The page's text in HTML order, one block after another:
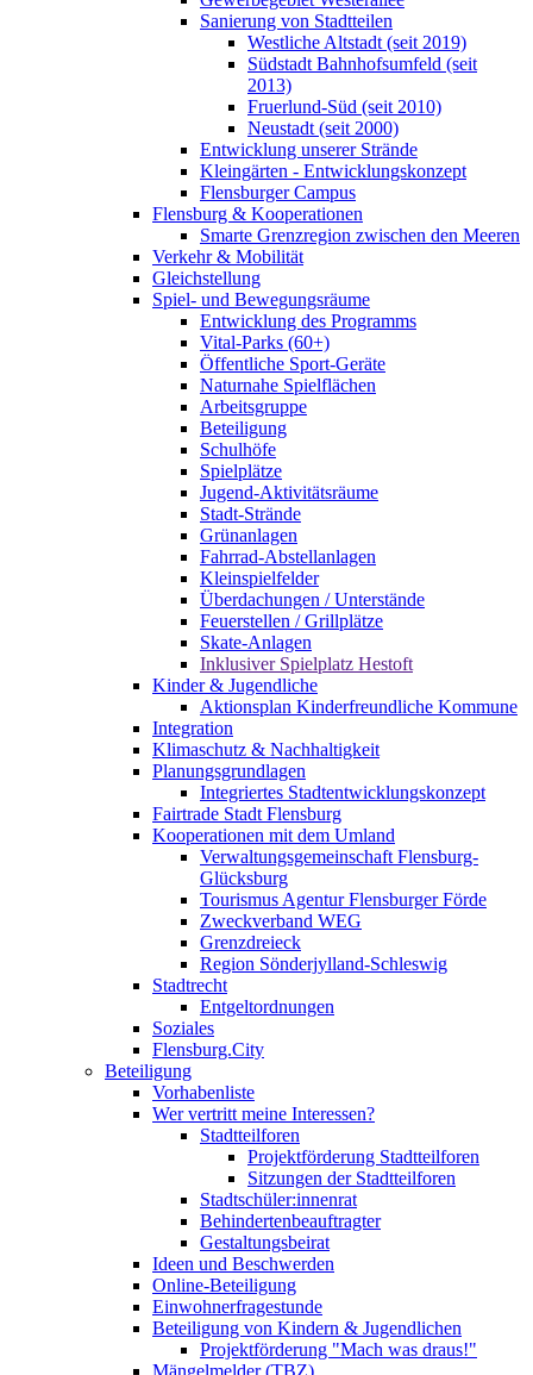
Sanierung von Stadtteilen
Westliche Altstadt (seit 2019)
Südstadt Bahnhofsumfeld (seit
2013)
Fruerlund-Süd (seit 2010)
Neustadt (seit 2000)
Entwicklung unserer Strände
Kleingärten - Entwicklungskonzept
Flensburger Campus
Flensburg & Kooperationen
Smarte Grenzregion zwischen den Meeren
Verkehr & Mobilität
Gleichstellung
Spiel- und Bewegungsräume
Entwicklung des Programms
Vital-Parks (60+)
Öffentliche Sport-Geräte
Naturnahe Spielflächen
Arbeitsgruppe
Beteiligung
Schulhöfe
Spielplätze
Jugend-Aktivitätsräume
Stadt-Strände
Grünanlagen
Fahrrad-Abstellanlagen
Kleinspielfelder
Überdachungen / Unterstände
Feuerstellen / Grillplätze
Skate-Anlagen
Inklusiver Spielplatz Hestoft
Kinder & Jugendliche
Aktionsplan Kinderfreundliche Kommune
Integration
Klimaschutz & Nachhaltigkeit
Planungsgrundlagen
Integriertes Stadtentwicklungskonzept
Fairtrade Stadt Flensburg
Kooperationen mit dem Umland
Verwaltungsgemeinschaft Flensburg-
Glücksburg
Tourismus Agentur Flensburger Förde
Zweckverband WEG
Grenzdreieck
Region Sönderjylland-Schleswig
Stadtrecht
Entgeltordnungen
Soziales
Flensburg.City
Beteiligung
Vorhabenliste
Wer vertritt meine Interessen?
Stadtteilforen
Projektförderung Stadtteilforen
Sitzungen der Stadtteilforen
Stadtschüler:innenrat
Behindertenbeauftragter
Gestaltungsbeirat
Ideen und Beschwerden
Online-Beteiligung
Einwohnerfragestunde
Beteiligung von Kindern & Jugendlichen
Projektförderung "Mach was draus!"
Mängelmelder (TBZ)